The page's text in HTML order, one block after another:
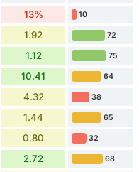
13% 10
1.92 72
1.12 75
10.41 64
4.32 38
1.44 65
0.80 32
2.72 68